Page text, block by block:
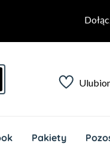
Pakiety